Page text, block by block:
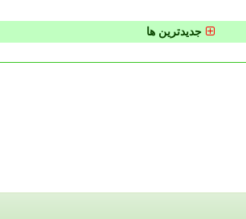
جدیدترین ها